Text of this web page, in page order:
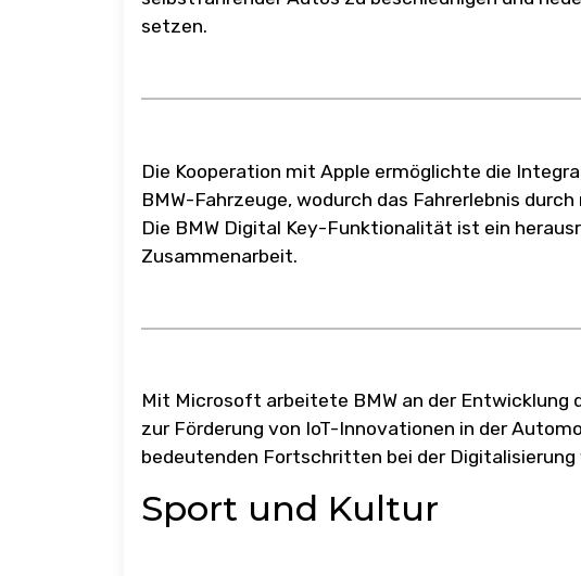
setzen.
Die Kooperation mit Apple ermöglichte die
BMW-Fahrzeuge, wodurch das Fahrerlebnis
Die BMW Digital Key-Funktionalität ist ein
Zusammenarbeit.
Mit Microsoft arbeitete BMW an der
zur Förderung von IoT-Innovationen in der
bedeutenden Fortschritten bei der
Sport und Kultur